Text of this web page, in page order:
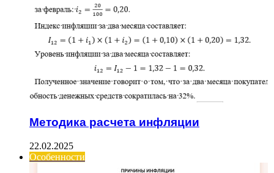
Методика расчета инфляции
22.02.2025
Особенности